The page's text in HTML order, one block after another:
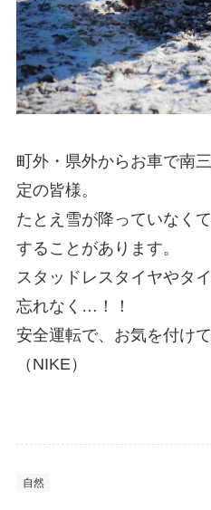
町外・県外からお車で南
定の皆様。
たとえ雪が降っていなく
することがあります。
スタッドレスタイヤやタ
忘れなく…！！
安全運転で、お気を付け
（NIKE）
自然